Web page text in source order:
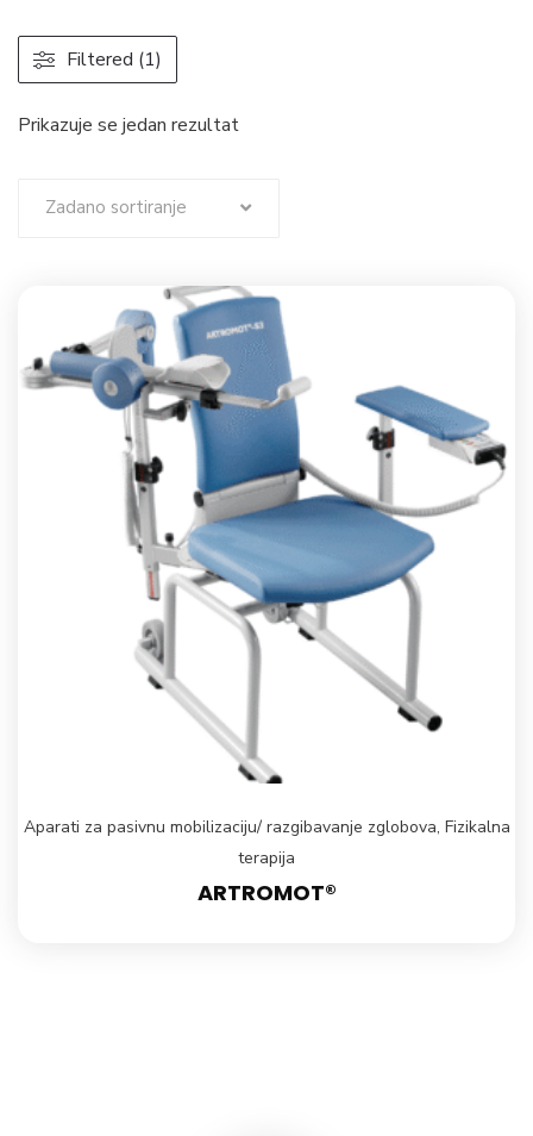
Prikazuje se jedan rezultat
Zadano sortiranje
Aparati za pasivnu mobilizaciju/ razgibavanje zglobova, Fizikalna
terapija
ARTROMOT®
Filtered (1)